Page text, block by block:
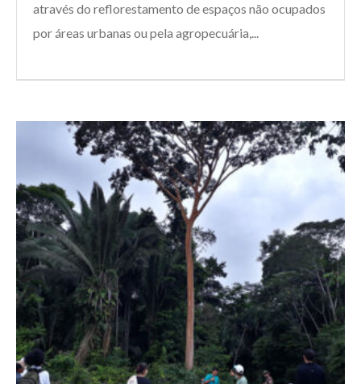
através do reflorestamento de espaços não ocupados
por áreas urbanas ou pela agropecuária,...